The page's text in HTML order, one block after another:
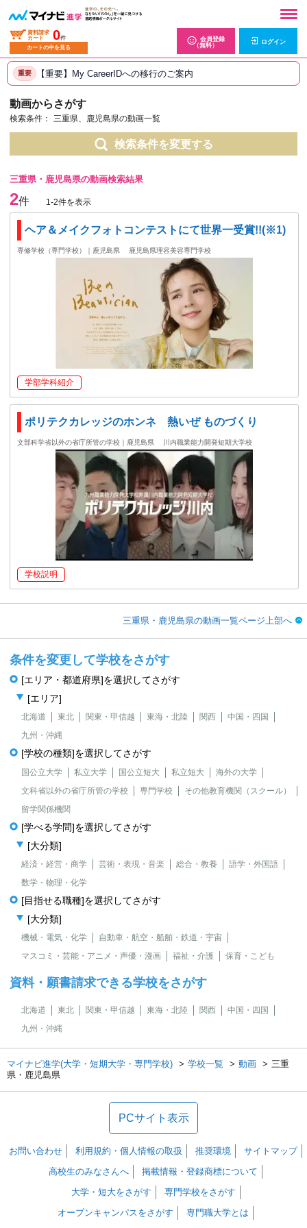
資料請求
カート
0件
カートの中を見る
会員登録
（無料）
ログイン
重要 【重要】My CareerIDへの移行のご案内
動画からさがす
検索条件： 三重県、鹿児島県の動画一覧
検索条件を変更する
三重県・鹿児島県の動画検索結果
2件 1-2件を表示
ヘア＆メイクフォトコンテストにて世界一受賞!!(※1)
専修学校（専門学校）｜鹿児島県 鹿児島県理容美容専門学校
学部学科紹介
ポリテクカレッジのホンネ 熱いぜ ものづくり
文部科学省以外の省庁所管の学校｜鹿児島県 川内職業能力開発短期大学校
学校説明
三重県・鹿児島県の動画一覧ページ上部へ
条件を変更して学校をさがす
[エリア・都道府県]を選択してさがす
[エリア]
北海道 東北 関東・甲信越 東海・北陸 関西
中国・四国
九州・沖縄
[学校の種類]を選択してさがす
国公立大学 私立大学 国公立短大 私立短大
海外の大学
文科省以外の省庁所管の学校
専門学校
その他教育機関（スクール）
留学関係機関
[学べる学問]を選択してさがす
[大分類]
経済・経営・商学 芸術・表現・音楽 総合・教養
語学・外国語
数学・物理・化学
[目指せる職種]を選択してさがす
[大分類]
機械・電気・化学
自動車・航空・船舶・鉄道・宇宙
マスコミ・芸能・アニメ・声優・漫画
福祉・介護 保育・こども
資料・願書請求できる学校をさがす
北海道 東北 関東・甲信越 東海・北陸 関西
中国・四国
九州・沖縄
マイナビ進学(大学・短期大学・専門学校) 学校一覧 動画
三重
県・鹿児島県
PCサイト表示
お問い合わせ 利用規約・個人情報の取扱 推奨環境
サイトマップ
高校生のみなさんへ
掲載情報・登録商標について
大学・短大をさがす
専門学校をさがす
オープンキャンパスをさがす
専門職大学とは